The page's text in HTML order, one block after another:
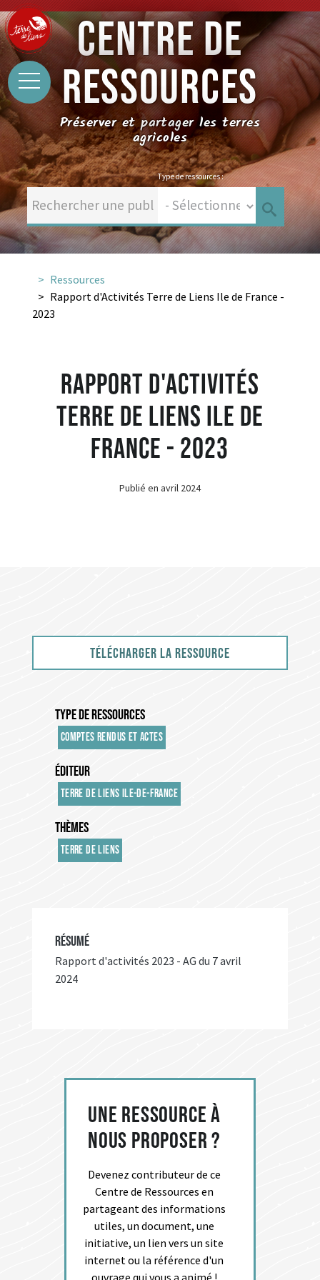
CENTRE DE
RESSOURCES
Préserver et partager les terres
agricoles
Type de ressources :
Ressources
Rapport d'Activités Terre de Liens Ile de France -
2023
Rapport d'Activités
Terre de Liens Ile de
France - 2023
Publié en avril 2024
Télécharger la ressource
RÉSUMÉ
Rapport d'activités 2023 - AG du 7 avril
2024
TYPE DE RESSOURCES
COMPTES RENDUS ET ACTES
ÉDITEUR
TERRE DE LIENS ILE-DE-FRANCE
THÈMES
TERRE DE LIENS
Une ressource à
nous proposer ?
Devenez contributeur de ce
Centre de Ressources en
partageant des informations
utiles, un document, une
initiative, un lien vers un site
internet ou la référence d'un
ouvrage qui vous a animé !